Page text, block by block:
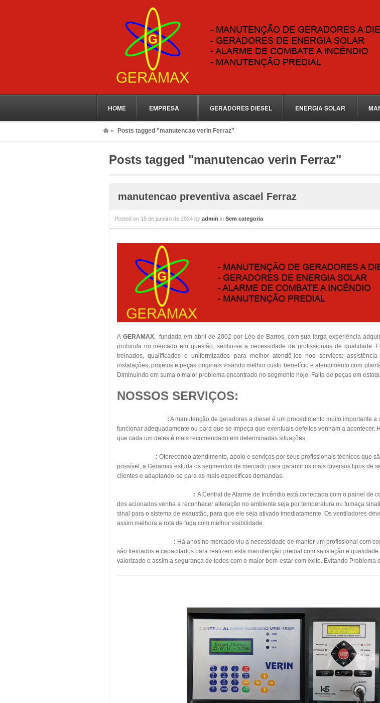
HOME EMPRESA GERADORES DIESEL ENERGIA SOLAR
» Posts tagged "manutencao verin Ferraz"
Posts tagged "manutencao verin Ferraz"
manutencao preventiva ascael Ferraz
Posted on 15 de janeiro de 2024 by admin in Sem categoria
A GERAMAX, fundada em abril de 2002 por Léo de Barros, com sua larga experiência
profunda no mercado em questão, sentiu-se a necessidade de profissionais de qualidade.
treinados, qualificados e uniformizados para melhor atendê-los nos serviços:
instalações, projetos e peças originais visando melhor custo benefício e atendimento com
Diminuindo em suma o maior problema encontrado no segmento hoje. Falta de peças em
NOSSOS SERVIÇOS:
: A manutenção de geradores a diesel é um procedimento muito importante
funcionar adequadamente ou para que se impeça que eventuais defeitos venham a
que cada um deles é mais recomendado em determinadas situações.
: Oferecendo atendimento, apoio e serviços por seus profissionais técnicos que
possível, a Geramax estuda os segmentos de mercado para garantir os mais diversos tipos de
clientes e adaptando-se para as mais específicas demandas.
: A Central de Alarme de Incêndio está conectada com o painel de
dos acionados venha a reconhecer alteração no ambiente seja por temperatura ou fumaça
sinal para o sistema de exaustão, para que ele seja ativado imediatamente. Os ventiladores
assim melhora a rota de fuga com melhor visibilidade.
: Há anos no mercado viu a necessidade de manter um profissional com
são treinados e capacitados para realizem esta manutenção predial com satisfação e
valorizado e assim a segurança de todos com o maior bem-estar com êxito. Evitando Problema